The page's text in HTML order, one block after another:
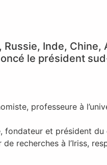
Russie, Inde,
le président
professeure à
fondateur et président
de recherches à l’Iriss,